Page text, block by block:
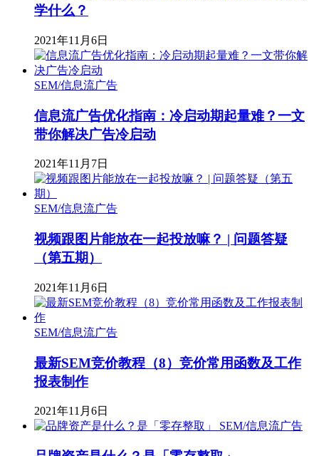
学什么？
2021年11月6日
SEM/信息流广告
信息流广告优化指南：冷启动期起量难？一文
带你解决广告冷启动
2021年11月7日
SEM/信息流广告
视频跟图片能放在一起投放嘛？ | 问题答疑
（第五期）
2021年11月6日
SEM/信息流广告
最新SEM竞价教程（8）竞价常用函数及工作
报表制作
2021年11月6日
SEM/信息流广告